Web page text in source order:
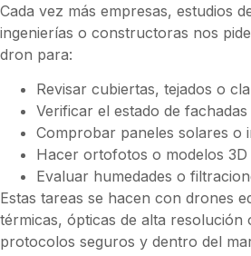
Cada vez más empresas, estudios
ingenierías o constructoras nos
dron para:
Revisar cubiertas, tejados o
Verificar el estado de
Comprobar paneles solares o
Hacer ortofotos o modelos 3D
Evaluar humedades o
Estas tareas se hacen con drones
térmicas, ópticas de alta resolución
protocolos seguros y dentro del